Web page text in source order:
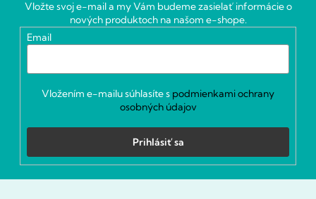
Vložte svoj e-mail a my Vám budeme zasielať informácie o
nových produktoch na našom e-shope.
Email
Vložením e-mailu súhlasíte s podmienkami ochrany
osobných údajov
Prihlásiť sa